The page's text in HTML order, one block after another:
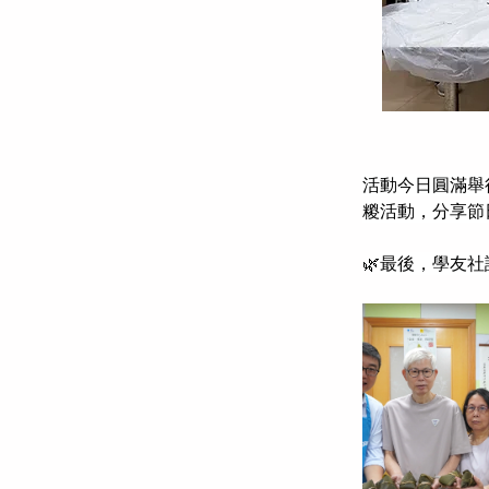
活動今日圓滿
糉活動，分享
🌿最後，學友